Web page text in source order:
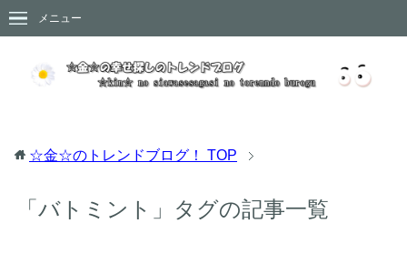
メニュー
☆金☆のトレンドブログ！ TOP
「バトミント」タグの記事一覧